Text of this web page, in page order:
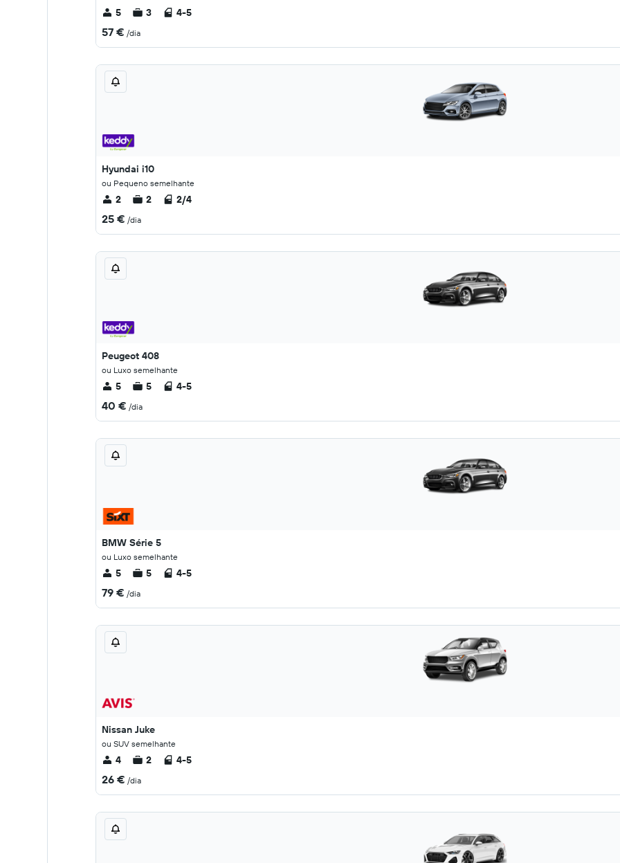
5 3 4-5
57 € /dia
Hyundai i10
ou Pequeno semelhante
2 2 2/4
25 € /dia
Peugeot 408
ou Luxo semelhante
5 5 4-5
40 € /dia
BMW Série 5
ou Luxo semelhante
5 5 4-5
79 € /dia
Nissan Juke
ou SUV semelhante
4 2 4-5
26 € /dia